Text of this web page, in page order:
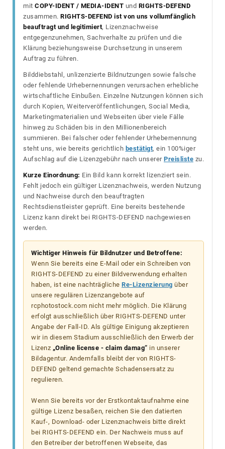
mit COPY-IDENT / MEDIA-IDENT und RIGHTS-DEFEND
zusammen. RIGHTS-DEFEND ist von uns vollumfänglich
beauftragt und legitimiert, Lizenznachweise
entgegenzunehmen, Sachverhalte zu prüfen und die
Klärung beziehungsweise Durchsetzung in unserem
Auftrag zu führen.
Bilddiebstahl, unlizenzierte Bildnutzungen sowie falsche
oder fehlende Urhebernennungen verursachen erhebliche
wirtschaftliche Einbußen. Einzelne Nutzungen können sich
durch Kopien, Weiterveröffentlichungen, Social Media,
Marketingmaterialien und Webseiten über viele Fälle
hinweg zu Schäden bis in den Millionenbereich
summieren. Bei falscher oder fehlender Urhebernennung
steht uns, wie bereits gerichtlich bestätigt, ein 100%iger
Aufschlag auf die Lizenzgebühr nach unserer Preisliste zu.
Kurze Einordnung: Ein Bild kann korrekt lizenziert sein.
Fehlt jedoch ein gültiger Lizenznachweis, werden Nutzung
und Nachweise durch den beauftragten
Rechtsdienstleister geprüft. Eine bereits bestehende
Lizenz kann direkt bei RIGHTS-DEFEND nachgewiesen
werden.
Wichtiger Hinweis für Bildnutzer und Betroffene:
Wenn Sie bereits eine E-Mail oder ein Schreiben von
RIGHTS-DEFEND zu einer Bildverwendung erhalten
haben, ist eine nachträgliche Re-Lizenzierung über
unsere regulären Lizenzangebote auf
rcphotostock.com nicht mehr möglich. Die Klärung
erfolgt ausschließlich über RIGHTS-DEFEND unter
Angabe der Fall-ID. Als gültige Einigung akzeptieren
wir in diesem Stadium ausschließlich den Erwerb der
Lizenz „Online license - claim damag“ in unserer
Bildagentur. Andernfalls bleibt der von RIGHTS-
DEFEND geltend gemachte Schadensersatz zu
regulieren.
Wenn Sie bereits vor der Erstkontaktaufnahme eine
gültige Lizenz besaßen, reichen Sie den datierten
Kauf-, Download- oder Lizenznachweis bitte direkt
bei RIGHTS-DEFEND ein. Der Nachweis muss auf
den Betreiber der betroffenen Webseite, das